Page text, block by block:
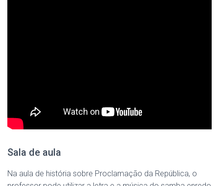
Sala de aula
Na aula de história sobre Proclamação da República, o